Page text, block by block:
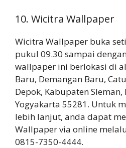
10. Wicitra Wallpaper
Wicitra Wallpaper buka
pukul 09.30 sampai
wallpaper ini berlokasi di
Baru, Demangan Baru,
Depok, Kabupaten
Yogyakarta 55281. Untuk
lebih lanjut, anda dapat
Wallpaper via online
0815-7350-4444.